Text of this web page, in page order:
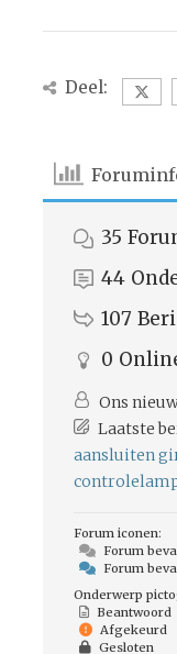
Deel:
35
44
107
0
Ons
Laatste
aansluiten
Forum iconen:
Forum
Forum
Onderwerp
Beantwoord
Afgekeurd
Gesloten